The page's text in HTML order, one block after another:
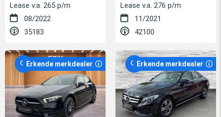
Lease v.a. 265 p/m
08/2022
35183
Lease v.a. 276 p/m
11/2021
42100
Erkende merkdealer Erkende merkdealer